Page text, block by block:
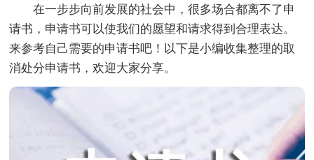
在一步步向前发展的社会中，很多场合都离不了申
请书，申请书可以使我们的愿望和请求得到合理表达。
来参考自己需要的申请书吧！以下是小编收集整理的取
消处分申请书，欢迎大家分享。